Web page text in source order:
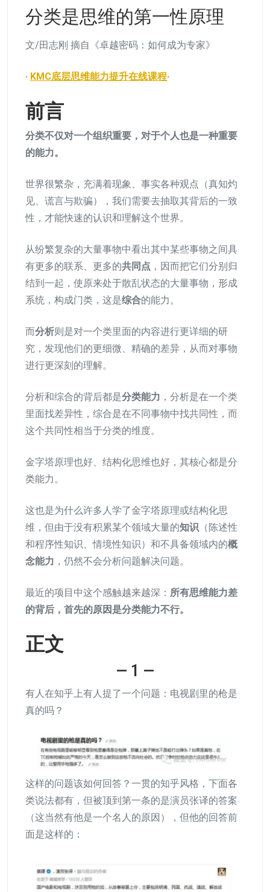
分类是思维的第一性原理
文/田志刚 摘自《卓越密码：如何成为专家》
· KMC底层思维能力提升在线课程·
前言
分类不仅对一个组织重要，对于个人也是一种重要
的能力。
世界很繁杂，充满着现象、事实各种观点（真知灼
见、谎言与欺骗），我们需要去抽取其背后的一致
性，才能快速的认识和理解这个世界。
从纷繁复杂的大量事物中看出其中某些事物之间具
有更多的联系、更多的共同点 ，因而把它们分别归
结到一起，使原来处于散乱状态的大量事物，形成
系统，构成门类，这是综合的能力。
而分析则是对一个类里面的内容进行更详细的研
究，发现他们的更细微、精确的差异，从而对事物
进行更深刻的理解。
分析和综合的背后都是分类能力 ，分析是在一个类
里面找差异性，综合是在不同事物中找共同性，而
这个共同性相当于分类的维度。
金字塔原理也好、结构化思维也好，其核心都是分
类能力。
这也是为什么许多人学了金字塔原理或结构化思
维，但由于没有积累某个领域大量的知识 （陈述性
和程序性知识、情境性知识）和不具备领域内的概
念能力 ，仍然不会分析问题解决问题。
最近的项目中这个感触越来越深： 所有思维能力差
的背后，首先的原因是分类能力不行。
正文
— 1 —
有人在知乎上有人提了一个问题：电视剧里的枪是
真的吗？
这样的问题该如何回答？一贯的知乎风格，下面各
类说法都有，但被顶到第一条的是演员张译的答案
（这当然有他是一个名人的原因），但他的回答前
面是这样的：